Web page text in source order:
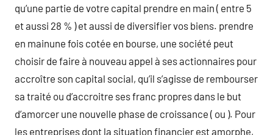
qu’une partie de votre capital prendre en main ( entre 5
et aussi 28 % ) et aussi de diversifier vos biens. prendre
en mainune fois cotée en bourse, une société peut
choisir de faire à nouveau appel à ses actionnaires pour
accroître son capital social, qu’il s’agisse de rembourser
sa traité ou d’accroitre ses franc propres dans le but
d’amorcer une nouvelle phase de croissance ( ou ). Pour
les entreprises dont la situation financier est amorphe,